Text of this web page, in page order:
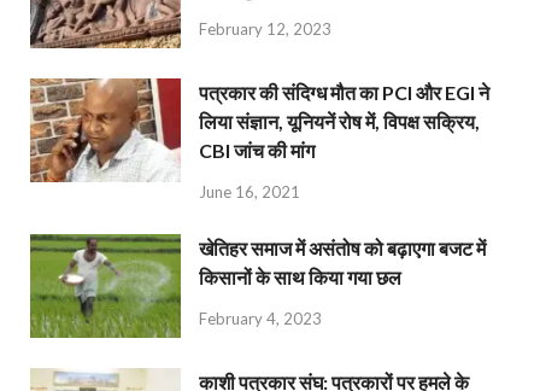
February 12, 2023
पत्रकार की संदिग्ध मौत का PCI और EGI ने
लिया संज्ञान, यूनियनें रोष में, विपक्ष सक्रिय,
CBI जांच की मांग
June 16, 2021
खेतिहर समाज में असंतोष को बढ़ाएगा बजट में
किसानों के साथ किया गया छल
February 4, 2023
काशी पत्रकार संघ: पत्रकारों पर हमले के